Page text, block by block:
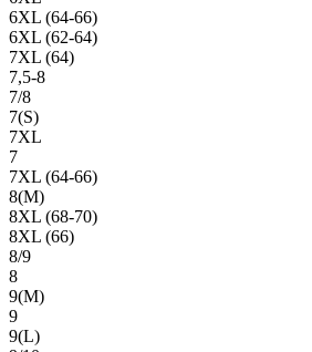
6XL (64-66)
6XL (62-64)
7XL (64)
7,5-8
7/8
7(S)
7XL
7
7XL (64-66)
8(М)
8XL (68-70)
8XL (66)
8/9
8
9(М)
9
9(L)